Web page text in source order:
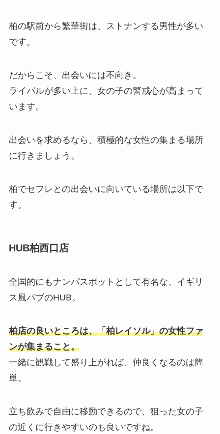
柏の駅前から繁華街は、ストナンする男性が多い
です。
だからこそ、出会いには不向き。
ライバルが多い上に、女の子の警戒心が高まって
います。
出会いを求めるなら、積極的な女性の集まる場所
に行きましょう。
柏でセフレとの出会いに向いている場所は以下で
す。
HUB柏西口店
全国的にもナンパスポットとして有名な、イギリ
ス風パブのHUB。
柏店の良いところは、「柏レイソル」の女性ファ
ンが集まること。
一緒に観戦して盛り上がれば、仲良くなるのは簡
単。
立ち飲みで自由に移動できるので、狙った女の子
の近くに行きやすいのも良いですね。